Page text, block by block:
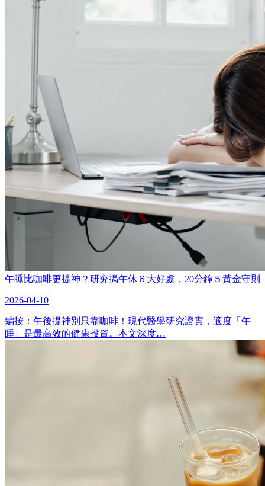
午睡比咖啡更提神？研究揭午休６大好處，20分鐘５黃金守則
2026-04-10
編按：午後提神別只靠咖啡！現代醫學研究證實，適度「午
睡」是最高效的健康投資。本文深度…